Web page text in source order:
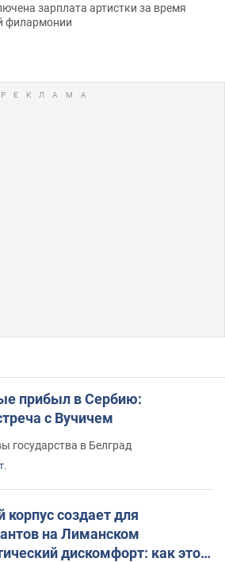
зарплата артистки за время
филармонии
прибыл в Сербию:
с Вучичем
государства в Белград
корпус создает для
на Лиманском
дискомфорт: как это